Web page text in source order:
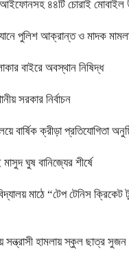
আইফোনসহ ৪৪টি চোরাই মোবাইল
পুলিশ আক্রান্ত ও মাদক
বাইরে অবস্থান নিষিদ্ধ
সরকার নির্বাচন
বার্ষিক ক্রীড়া প্রতিযোগিতা
ঘুষ বানিজ্যের শীর্ষে
মাঠে “টেপ টেনিস ক্রিকেট
সন্ত্রাসী হামলায় স্কুল ছাত্র